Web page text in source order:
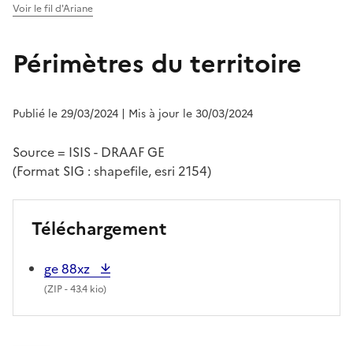
Voir le fil d'Ariane
Périmètres du territoire
Publié le 29/03/2024 | Mis à jour le 30/03/2024
Source = ISIS - DRAAF GE
(Format SIG : shapefile, esri 2154)
Téléchargement
ge 88xz
(ZIP- 43.4 kio)